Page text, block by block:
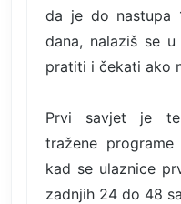
da je do nastupa
dana, nalaziš se
pratiti i čekati ako
Prvi savjet je
tražene
kad se ulaznice
zadnjih 24 do 48